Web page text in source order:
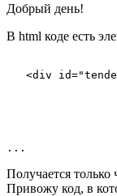
Добрый день!
В html коде есть
<div
...
Получается
Привожу код, в